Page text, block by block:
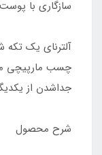
سازگاری با پوست
آلترنای یک تکه
چسب مارپیچی
جداشدن از
شرح محصول